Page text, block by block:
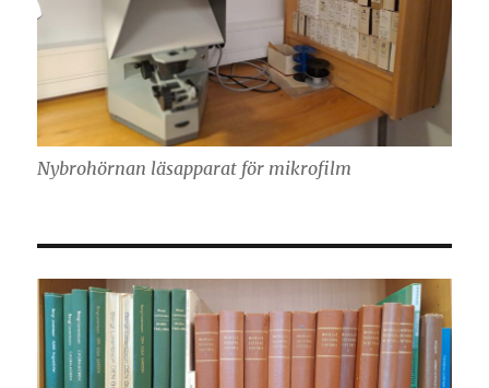
Nybrohörnan läsapparat för mikrofilm